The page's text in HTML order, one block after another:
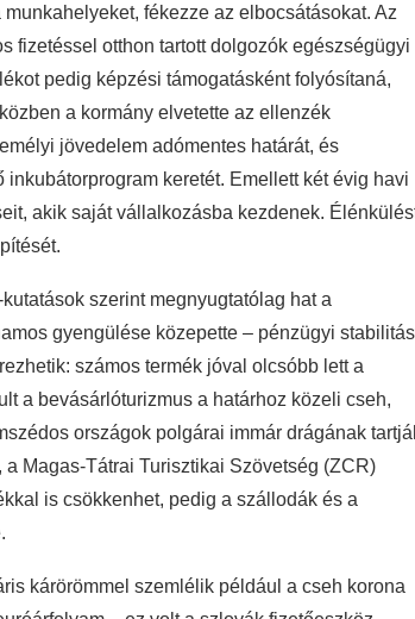
fékezze az elbocsátásokat. Az
fizetéssel otthon tartott dolgozók egészségügyi
pedig képzési támogatásként folyósítaná,
a kormány elvetette az ellenzék
jövedelem adómentes határát, és
keretét. Emellett két évig havi
akik saját vállalkozásba kezdenek.
szerint megnyugtatólag hat a
gyengülése közepette – pénzügyi
számos termék jóval olcsóbb lett a
a bevásárlóturizmus a határhoz közeli cseh,
országok polgárai immár drágának
Magas-Tátrai Turisztikai Szövetség (ZCR)
is csökkenhet, pedig a szállodák és a
kárörömmel szemlélik például a cseh korona